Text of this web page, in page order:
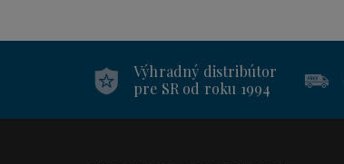
Výhradný distribútor
pre SR od roku 1994